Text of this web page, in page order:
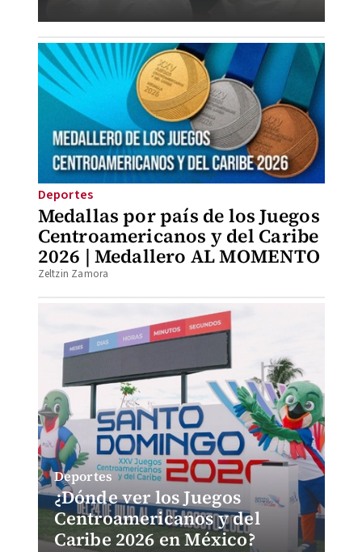
Medallas por país de los Juegos
Centroamericanos y del Caribe
2026 | Medallero AL MOMENTO
Deportes
Zeltzin Zamora
¿Dónde ver los Juegos
Centroamericanos y del
Caribe 2026 en México?
Deportes